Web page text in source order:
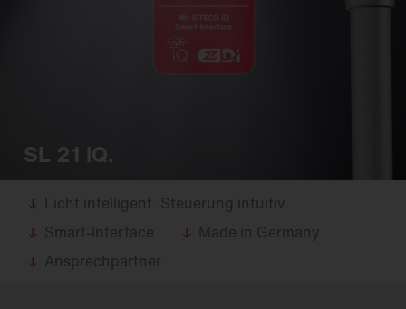
SL 21 iQ.
Licht intelligent. Steuerung intuitiv
Smart-Interface
Made in Germany
Ansprechpartner